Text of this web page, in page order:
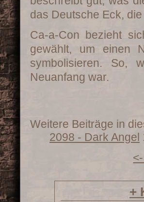
das Deutsche Eck,
Ca-a-Con bezieht
gewählt, um einen
symbolisieren. So,
Neuanfang war.
Weitere Beiträge in
2098 - Dark Angel
+